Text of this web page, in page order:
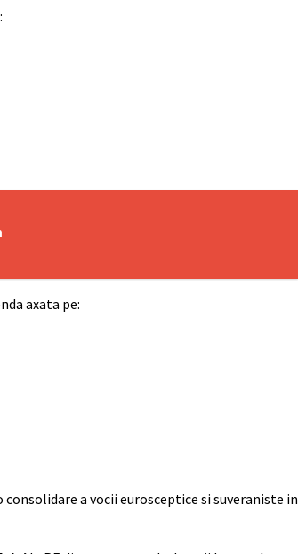
axata pe:
a vocii eurosceptice si suveraniste in